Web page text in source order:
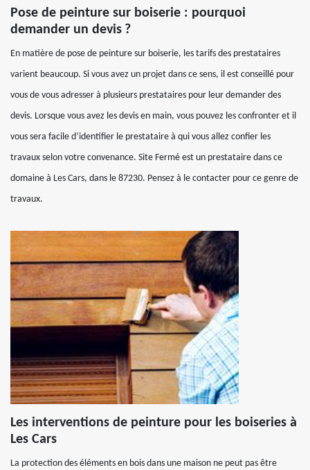
Pose de peinture sur boiserie : pourquoi
demander un devis ?
En matière de pose de peinture sur boiserie, les tarifs des prestataires
varient beaucoup. Si vous avez un projet dans ce sens, il est conseillé pour
vous de vous adresser à plusieurs prestataires pour leur demander des
devis. Lorsque vous avez les devis en main, vous pouvez les confronter et il
vous sera facile d’identifier le prestataire à qui vous allez confier les
travaux selon votre convenance. Site Fermé est un prestataire dans ce
domaine à Les Cars, dans le 87230. Pensez à le contacter pour ce genre de
travaux.
Les interventions de peinture pour les boiseries à
Les Cars
La protection des éléments en bois dans une maison ne peut pas être